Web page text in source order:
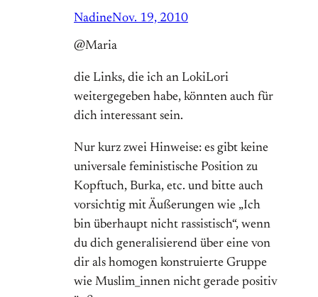
NadineNov. 19, 2010
@Maria
die Links, die ich an LokiLori
weitergegeben habe, könnten auch für
dich interessant sein.
Nur kurz zwei Hinweise: es gibt keine
universale feministische Position zu
Kopftuch, Burka, etc. und bitte auch
vorsichtig mit Äußerungen wie „Ich
bin überhaupt nicht rassistisch“, wenn
du dich generalisierend über eine von
dir als homogen konstruierte Gruppe
wie Muslim_innen nicht gerade positiv